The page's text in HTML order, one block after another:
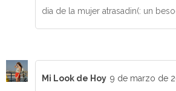
dia de la mujer atrasadin(: un
Mi Look de Hoy 9 de marzo de